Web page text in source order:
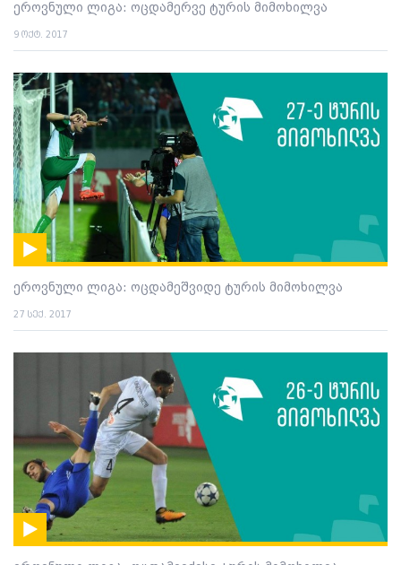
ეროვნული ლიგა: ოცდამერვე ტურის მიმოხილვა
9 ოქტ. 2017
ეროვნული ლიგა: ოცდამეშვიდე ტურის მიმოხილვა
27 სექ. 2017